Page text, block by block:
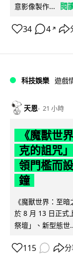
意影像製作...
閱
34 4 ↗
科技娛樂 遊戲
天恩 21 小時
《魔獸世
克的詛咒
領門檻而
鐘
《魔獸世界：至
於 8 月 13 日正式
祭壇」、新型態世
115